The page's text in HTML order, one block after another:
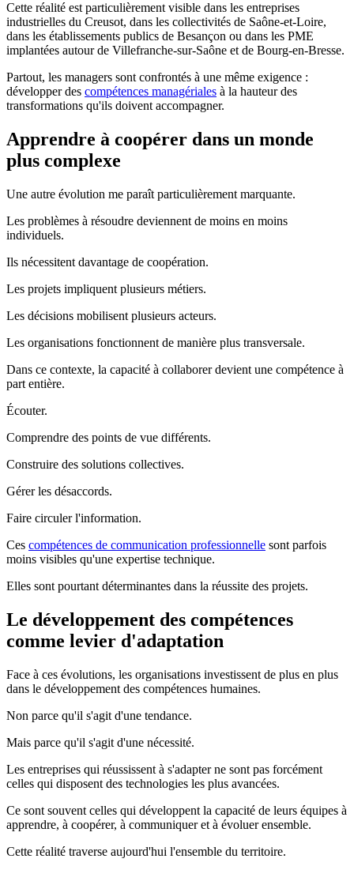
Cette réalité est particulièrement visible dans les entreprises
industrielles du Creusot, dans les collectivités de Saône-et-Loire,
dans les établissements publics de Besançon ou dans les PME
implantées autour de Villefranche-sur-Saône et de Bourg-en-Bresse.
Partout, les managers sont confrontés à une même exigence :
développer des compétences managériales à la hauteur des
transformations qu'ils doivent accompagner.
Apprendre à coopérer dans un monde
plus complexe
Une autre évolution me paraît particulièrement marquante.
Les problèmes à résoudre deviennent de moins en moins
individuels.
Ils nécessitent davantage de coopération.
Les projets impliquent plusieurs métiers.
Les décisions mobilisent plusieurs acteurs.
Les organisations fonctionnent de manière plus transversale.
Dans ce contexte, la capacité à collaborer devient une compétence à
part entière.
Écouter.
Comprendre des points de vue différents.
Construire des solutions collectives.
Gérer les désaccords.
Faire circuler l'information.
Ces compétences de communication professionnelle sont parfois
moins visibles qu'une expertise technique.
Elles sont pourtant déterminantes dans la réussite des projets.
Le développement des compétences
comme levier d'adaptation
Face à ces évolutions, les organisations investissent de plus en plus
dans le développement des compétences humaines.
Non parce qu'il s'agit d'une tendance.
Mais parce qu'il s'agit d'une nécessité.
Les entreprises qui réussissent à s'adapter ne sont pas forcément
celles qui disposent des technologies les plus avancées.
Ce sont souvent celles qui développent la capacité de leurs équipes à
apprendre, à coopérer, à communiquer et à évoluer ensemble.
Cette réalité traverse aujourd'hui l'ensemble du territoire.